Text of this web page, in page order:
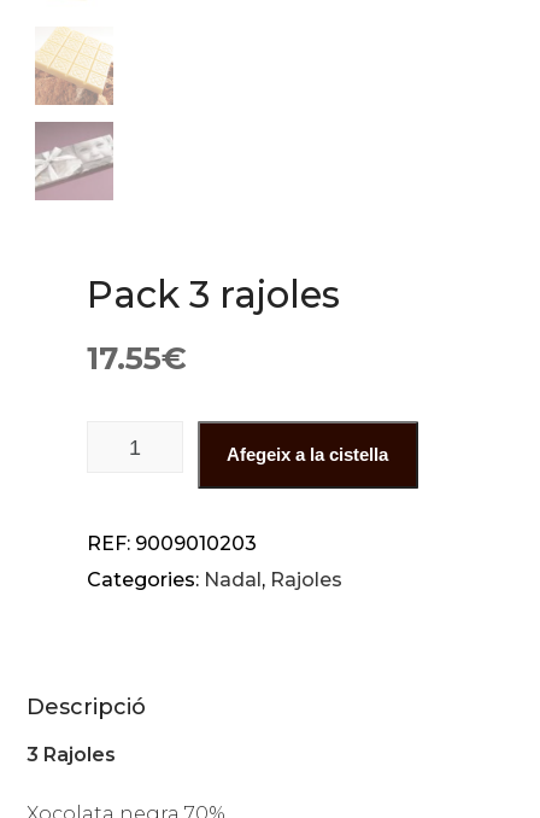
Pack 3 rajoles
17.55€
quantitat de Pack 3 rajoles
Afegeix a la cistella
REF: 9009010203
Categories: Nadal , Rajoles
Descripció
3 Rajoles